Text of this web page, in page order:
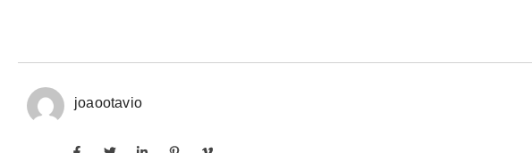
joaootavio